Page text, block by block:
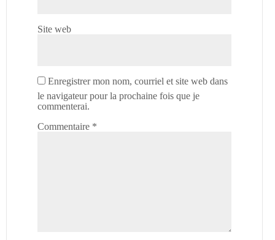
Site web
Enregistrer mon nom, courriel et site web dans
le navigateur pour la prochaine fois que je
commenterai.
Commentaire *